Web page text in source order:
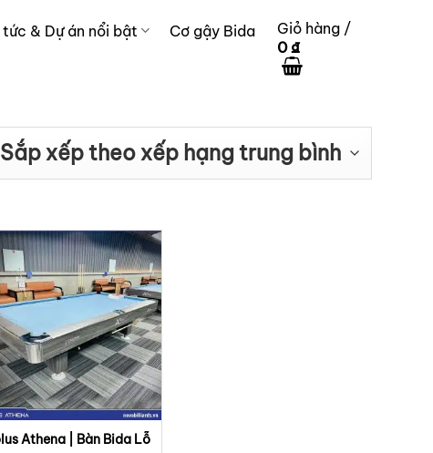
tức & Dự án nổi bật
Cơ gậy Bida
Giỏ hàng /
0₫
Athena | Bàn Bida Lỗ